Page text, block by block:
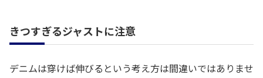
きつすぎるジャストに注意
デニムは穿けば伸びるという考え方は間違いではありませ